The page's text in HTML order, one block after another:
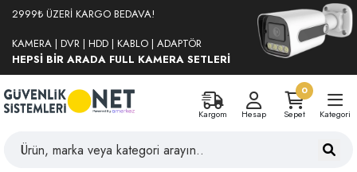
2999₺ ÜZERİ KARGO BEDAVA!
KAMERA | DVR | HDD | KABLO | ADAPTÖR
HEPSİ BİR ARADA FULL KAMERA SETLERİ
Kargom Hesap
0
Sepet
Kategori